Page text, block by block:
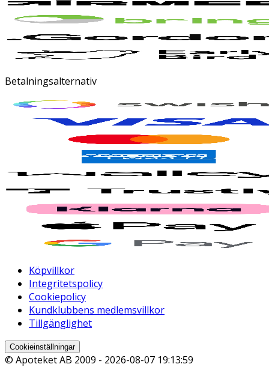
Betalningsalternativ
Köpvillkor
Integritetspolicy
Cookiepolicy
Kundklubbens medlemsvillkor
Tillgänglighet
Cookieinställningar
© Apoteket AB 2009 - 2026-08-07 19:13:59